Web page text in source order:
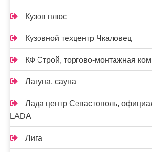
Кузов плюс
Кузовной техцентр Чкаловец
КФ Строй, торгово-монтажная
Лагуна, сауна
Лада центр Севастополь,
LADA
Лига